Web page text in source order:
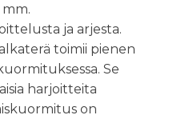
ja arjesta.
toimii pienen
Se
harjoitteita
on